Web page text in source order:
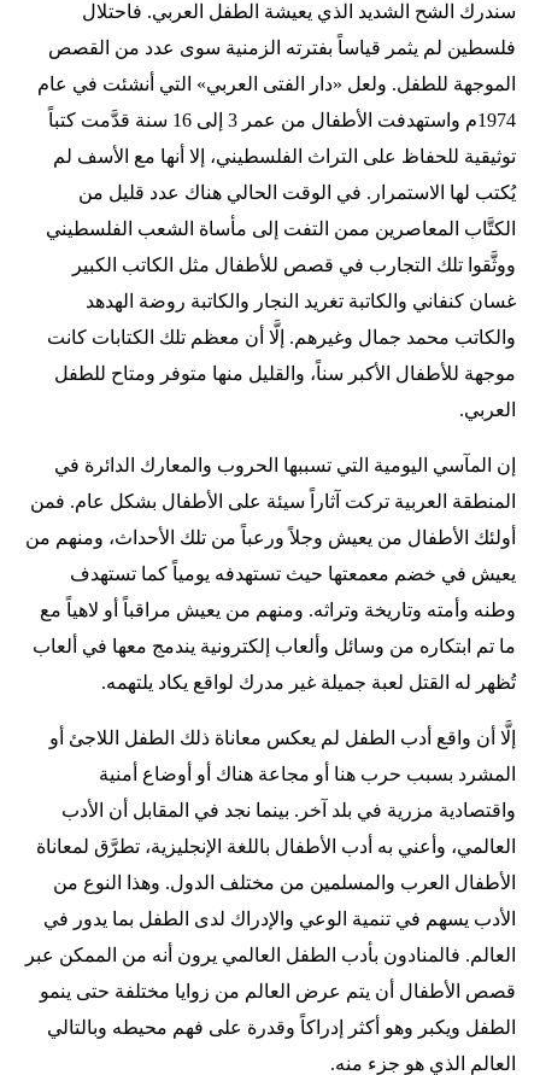
سندرك الشح الشديد الذي يعيشة الطفل العربي. فاحتلال
فلسطين لم يثمر قياساً بفترته الزمنية سوى عدد من القصص
الموجهة للطفل. ولعل «دار الفتى العربي» التي أنشئت في عام
1974م واستهدفت الأطفال من عمر 3 إلى 16 سنة قدَّمت كتباً
توثيقية للحفاظ على التراث الفلسطيني، إلا أنها مع الأسف لم
يُكتب لها الاستمرار. في الوقت الحالي هناك عدد قليل من
الكتَّاب المعاصرين ممن التفت إلى مأساة الشعب الفلسطيني
ووثَّقوا تلك التجارب في قصص للأطفال مثل الكاتب الكبير
غسان كنفاني والكاتبة تغريد النجار والكاتبة روضة الهدهد
والكاتب محمد جمال وغيرهم. إلَّا أن معظم تلك الكتابات كانت
موجهة للأطفال الأكبر سناً، والقليل منها متوفر ومتاح للطفل
العربي.
إن المآسي اليومية التي تسببها الحروب والمعارك الدائرة في
المنطقة العربية تركت آثاراً سيئة على الأطفال بشكل عام. فمن
أولئك الأطفال من يعيش وجلاً ورعباً من تلك الأحداث، ومنهم من
يعيش في خضم معمعتها حيث تستهدفه يومياً كما تستهدف
وطنه وأمته وتاريخة وتراثه. ومنهم من يعيش مراقباً أو لاهياً مع
ما تم ابتكاره من وسائل وألعاب إلكترونية يندمج معها في ألعاب
تُظهر له القتل لعبة جميلة غير مدرك لواقع يكاد يلتهمه.
إلَّا أن واقع أدب الطفل لم يعكس معاناة ذلك الطفل اللاجئ أو
المشرد بسبب حرب هنا أو مجاعة هناك أو أوضاع أمنية
واقتصادية مزرية في بلد آخر. بينما نجد في المقابل أن الأدب
العالمي، وأعني به أدب الأطفال باللغة الإنجليزية، تطرَّق لمعاناة
الأطفال العرب والمسلمين من مختلف الدول. وهذا النوع من
الأدب يسهم في تنمية الوعي والإدراك لدى الطفل بما يدور في
العالم. فالمنادون بأدب الطفل العالمي يرون أنه من الممكن عبر
قصص الأطفال أن يتم عرض العالم من زوايا مختلفة حتى ينمو
الطفل ويكبر وهو أكثر إدراكاً وقدرة على فهم محيطه وبالتالي
العالم الذي هو جزء منه.